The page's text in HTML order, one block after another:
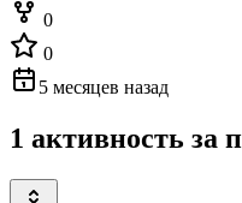
0
0
5 месяцев назад
1 активность за